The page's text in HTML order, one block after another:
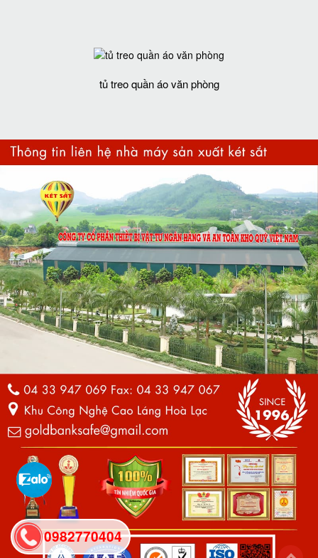
tủ treo quần áo văn phòng
0982770404